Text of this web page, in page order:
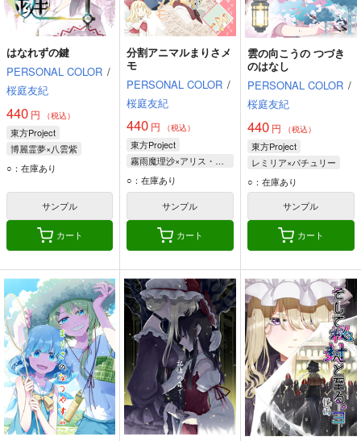
はなれずの鍵
PERSONAL COLOR /
桜庭友紀
440 円 （税込）
東方Project
博麗霊夢×八雲紫
博麗霊夢
○：在庫あり
サンプル
カート
分割アニマルまりさメ
モ
PERSONAL COLOR /
桜庭友紀
440 円 （税込）
東方Project
霧雨魔理沙×アリス・マーガトロイド
アリス・マーガトロイド
霧雨魔理沙
○：在庫あり
サンプル
カート
雲の向こうの つづき
のはなし
PERSONAL COLOR /
桜庭友紀
440円 （税込）
東方Project
レミリア×パチュリー
パチュリー・ノーレッジ
レミリア・スカーレット
霧雨魔理沙
○：在庫あり
サンプル
カート